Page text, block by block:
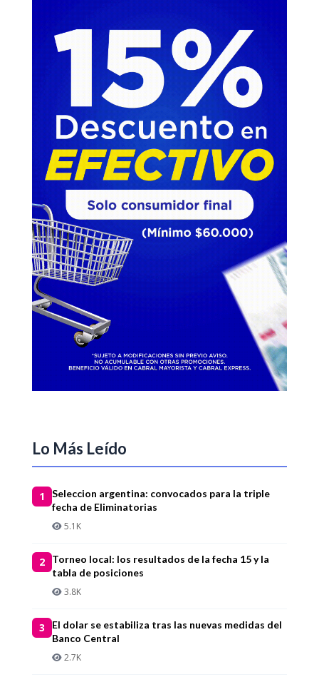
Lo Más Leído
1
Seleccion argentina: convocados para la triple
fecha de Eliminatorias
5.1K
2
Torneo local: los resultados de la fecha 15 y la
tabla de posiciones
3.8K
3
El dolar se estabiliza tras las nuevas medidas del
Banco Central
2.7K